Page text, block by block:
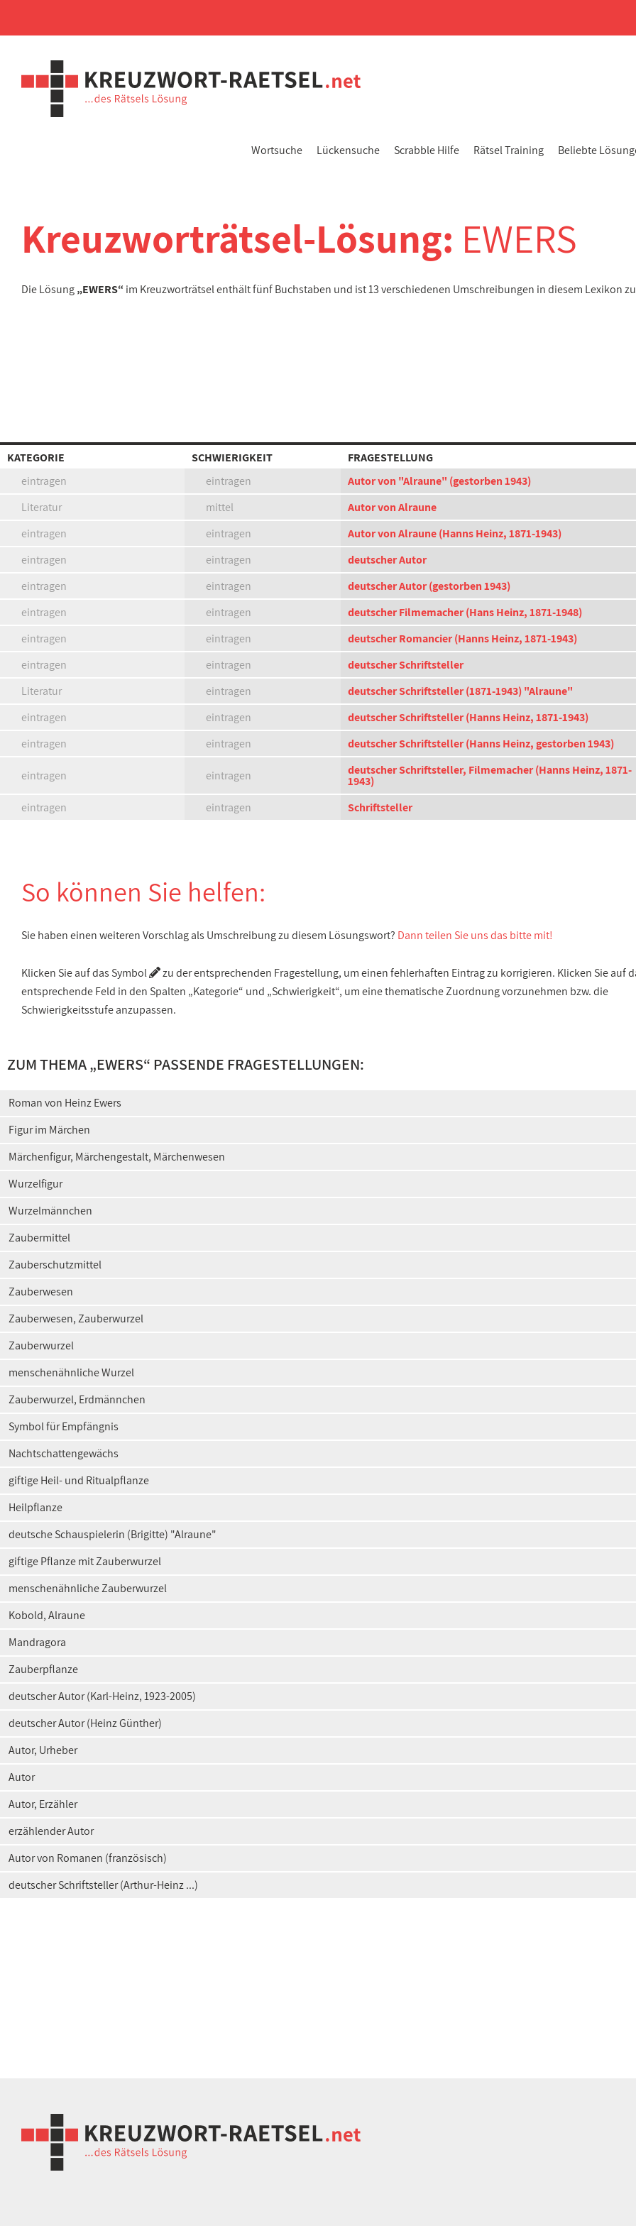
Wortsuche Lückensuche Scrabble Hilfe Rätsel Training Beliebte
Kreuzworträtsel-Lösung: EWERS
Die Lösung„EWERS“ im Kreuzworträtsel enthält fünf Buchstaben und ist 13 verschiedenen Umschreibungen in diesem Lexikon
KATEGORIE SCHWIERIGKEIT
FRAGESTELLUNG
eintragen
eintragen
Autor von "Alraune" (gestorben 1943)
Literatur
mittel
Autor von Alraune
eintragen
eintragen
Autor von Alraune (Hanns Heinz, 1871-1943)
eintragen
eintragen
deutscher Autor
eintragen
eintragen
deutscher Autor (gestorben 1943)
eintragen
eintragen
deutscher Filmemacher (Hans Heinz, 1871-1948)
eintragen
eintragen
deutscher Romancier (Hanns Heinz, 1871-1943)
eintragen
eintragen
deutscher Schriftsteller
Literatur
eintragen
deutscher Schriftsteller (1871-1943) "Alraune"
eintragen
eintragen
deutscher Schriftsteller (Hanns Heinz, 1871-1943)
eintragen
eintragen deutscher Schriftsteller (Hanns Heinz, gestorben 1943)
eintragen eintragen deutscher Schriftsteller, Filmemacher (Hanns Heinz, 1871-
1943)
eintragen
eintragen Schriftsteller
So können Sie helfen:
Sie haben einen weiteren Vorschlag als Umschreibung zu diesem Lösungswort? Dann teilen Sie uns das bitte mit!
Klicken Sie auf das Symbol
zu der entsprechenden Fragestellung, um einen fehlerhaften Eintrag zu korrigieren. Klicken Sie auf
entsprechende Feld in den Spalten „Kategorie“ und „Schwierigkeit“, um eine thematische Zuordnung vorzunehmen bzw. die
Schwierigkeitsstufe anzupassen.
ZUM THEMA „EWERS“ PASSENDE FRAGESTELLUNGEN:
Roman von Heinz Ewers
Figur im Märchen
Märchenfigur, Märchengestalt, Märchenwesen
Wurzelfigur
Wurzelmännchen
Zaubermittel
Zauberschutzmittel
Zauberwesen
Zauberwesen, Zauberwurzel
Zauberwurzel
menschenähnliche Wurzel
Zauberwurzel, Erdmännchen
Symbol für Empfängnis
Nachtschattengewächs
giftige Heil- und Ritualpflanze
Heilpflanze
deutsche Schauspielerin (Brigitte) "Alraune"
giftige Pflanze mit Zauberwurzel
menschenähnliche Zauberwurzel
Kobold, Alraune
Mandragora
Zauberpflanze
deutscher Autor (Karl-Heinz, 1923-2005)
deutscher Autor (Heinz Günther)
Autor, Urheber
Autor
Autor, Erzähler
erzählender Autor
Autor von Romanen (französisch)
deutscher Schriftsteller (Arthur-Heinz ...)